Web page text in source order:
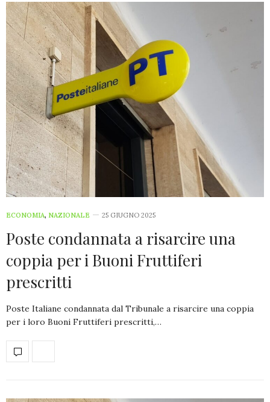
ECONOMIA, NAZIONALE 25 GIUGNO 2025
Poste condannata a risarcire una
coppia per i Buoni Fruttiferi
prescritti
Poste Italiane condannata dal Tribunale a risarcire una coppia
per i loro Buoni Fruttiferi prescritti,…